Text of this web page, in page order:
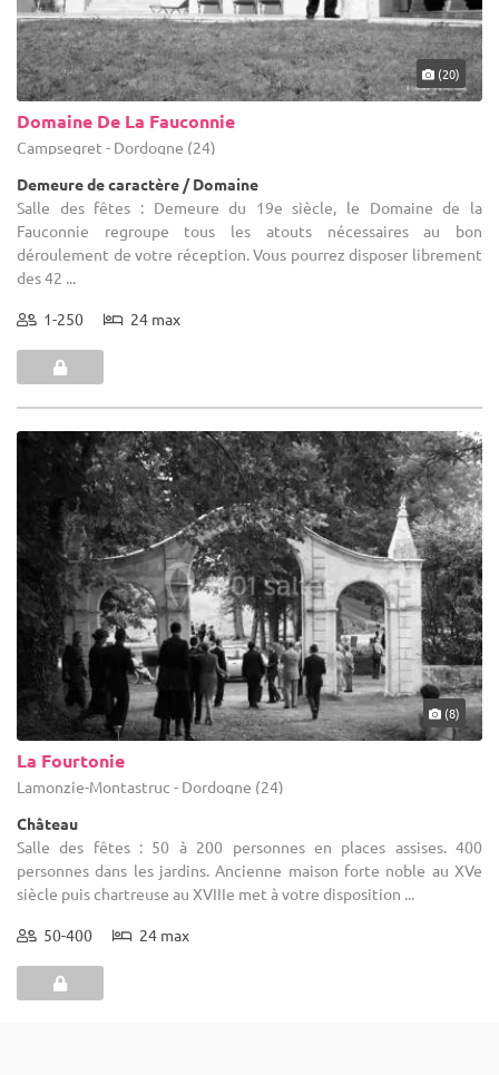
(20)
Domaine De La Fauconnie
Campsegret - Dordogne (24)
Demeure de caractère / Domaine
Salle des fêtes : Demeure du 19e siècle, le Domaine de la
Fauconnie regroupe tous les atouts nécessaires au bon
déroulement de votre réception. Vous pourrez disposer librement
des 42 ...
1-250 24 max
(8)
La Fourtonie
Lamonzie-Montastruc - Dordogne (24)
Château
Salle des fêtes : 50 à 200 personnes en places assises. 400
personnes dans les jardins. Ancienne maison forte noble au XVe
siècle puis chartreuse au XVIIIe met à votre disposition ...
50-400 24 max